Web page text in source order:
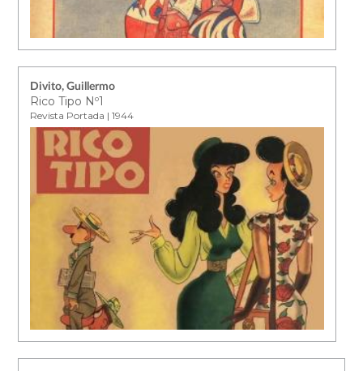
Divito, Guillermo
Rico Tipo Nº1
Revista Portada | 1944